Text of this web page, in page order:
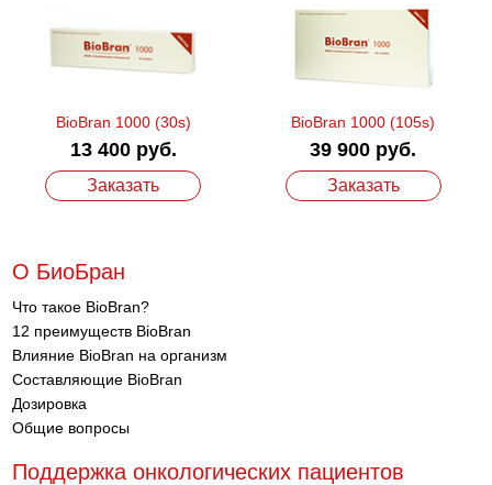
BioBran 1000 (30s)
13 400 руб.
Заказать
BioBran 1000 (105s)
39 900 руб.
Заказать
О БиоБран
Что такое BioBran?
12 преимуществ BioBran
Влияние BioBran на организм
Составляющие BioBran
Дозировка
Общие вопросы
Поддержка онкологических пациентов